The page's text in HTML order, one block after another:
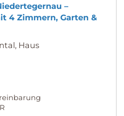
–
4 Zimmern, Garten &
Haus